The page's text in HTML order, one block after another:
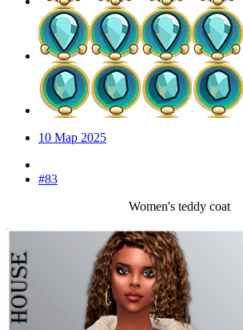
10 Мар 2025
#83
Women's teddy coat